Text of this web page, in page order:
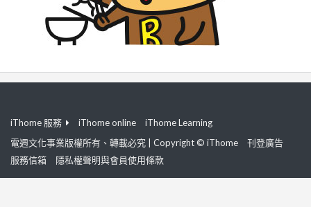
iThome 服務 iThome online
iThome Learning
電週文化事業版權所有、轉載必究 | Copyright © iThome
刊登廣告
服務信箱
隱私權聲明與會員使用條款